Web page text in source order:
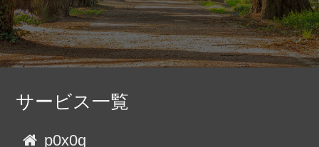
サービス一覧
p0x0q